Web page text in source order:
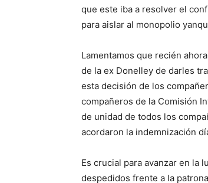
que este iba a resolver el
para aislar al monopolio
Lamentamos que recién
de la ex Donelley de darles
esta decisión de los
compañeros de la Comisión
de unidad de todos los
acordaron la indemnización
Es crucial para avanzar en la
despedidos frente a la